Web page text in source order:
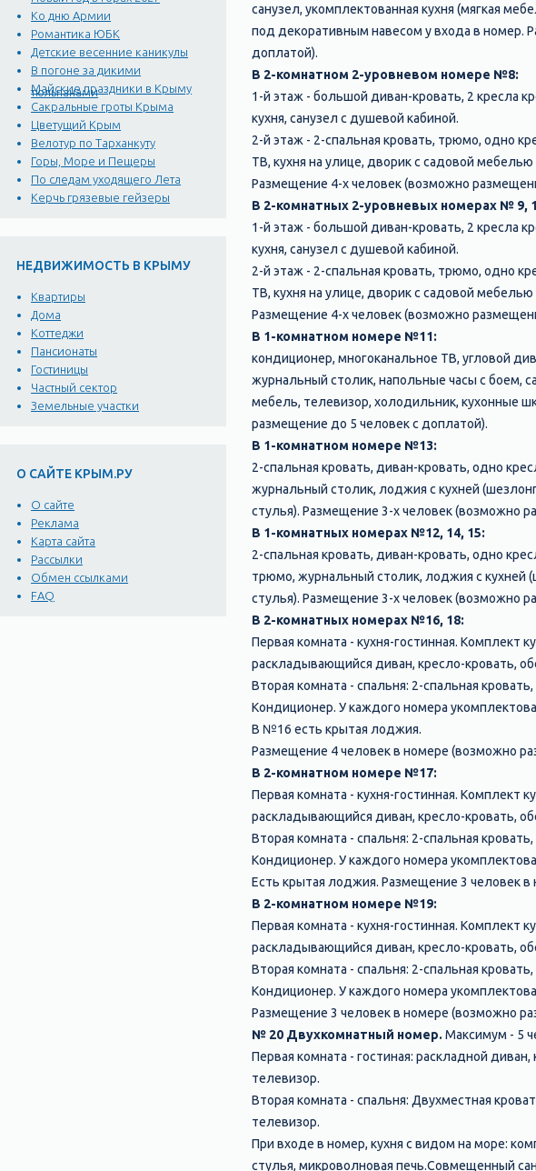
Ко дню Армии
Романтика ЮБК
Детские весенние каникулы
В погоне за дикими
тюльпанами
Майские праздники в Крыму
Сакральные гроты Крыма
Цветущий Крым
Велотур по Тарханкуту
Горы, Море и Пещеры
По следам уходящего Лета
Керчь грязевые гейзеры
НЕДВИЖИМОСТЬ В КРЫМУ
Квартиры
Дома
Коттеджи
Пансионаты
Гостиницы
Частный сектор
Земельные участки
О САЙТЕ КРЫМ.РУ
О сайте
Реклама
Карта сайта
Рассылки
Обмен ссылками
FAQ
санузел, укомплектованная кухня (мягкая
под декоративным навесом у входа в номер.
доплатой).
В 2-комнатном 2-уровневом номере №8:
1-й этаж - большой диван-кровать, 2 кресла
кухня, санузел с душевой кабиной.
2-й этаж - 2-спальная кровать, трюмо, одно
ТВ, кухня на улице, дворик с садовой
Размещение 4-х человек (возможно
В 2-комнатных 2-уровневых номерах № 9,
1-й этаж - большой диван-кровать, 2 кресла
кухня, санузел с душевой кабиной.
2-й этаж - 2-спальная кровать, трюмо, одно
ТВ, кухня на улице, дворик с садовой
Размещение 4-х человек (возможно
В 1-комнатном номере №11:
кондиционер, многоканальное ТВ, угловой
журнальный столик, напольные часы с боем,
мебель, телевизор, холодильник, кухонные
размещение до 5 человек с доплатой).
В 1-комнатном номере №13:
2-спальная кровать, диван-кровать, одно
журнальный столик, лоджия с кухней
стулья). Размещение 3-х человек (возможно
В 1-комнатных номерах №12, 14, 15:
2-спальная кровать, диван-кровать, одно
трюмо, журнальный столик, лоджия с кухней
стулья). Размещение 3-х человек (возможно
В 2-комнатных номерах №16, 18:
Первая комната - кухня-гостинная. Комплект
раскладывающийся диван, кресло-кровать,
Вторая комната - спальня: 2-спальная
Кондиционер. У каждого номера
В №16 есть крытая лоджия.
Размещение 4 человек в номере (возможно
В 2-комнатном номере №17:
Первая комната - кухня-гостинная. Комплект
раскладывающийся диван, кресло-кровать,
Вторая комната - спальня: 2-спальная
Кондиционер. У каждого номера
Есть крытая лоджия. Размещение 3 человек
В 2-комнатном номере №19:
Первая комната - кухня-гостинная. Комплект
раскладывающийся диван, кресло-кровать,
Вторая комната - спальня: 2-спальная
Кондиционер. У каждого номера
Размещение 3 человек в номере (возможно
№ 20 Двухкомнатный номер. Максимум - 5
Первая комната - гостиная: раскладной
телевизор.
Вторая комната - спальня: Двухместная
телевизор.
При входе в номер, кухня с видом на море:
стулья, микроволновая печь.Совмещенный